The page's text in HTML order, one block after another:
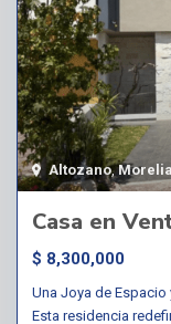
Altozano,Morelia
Casa en
$ 8,300,000
Una Joya de
Esta residencia